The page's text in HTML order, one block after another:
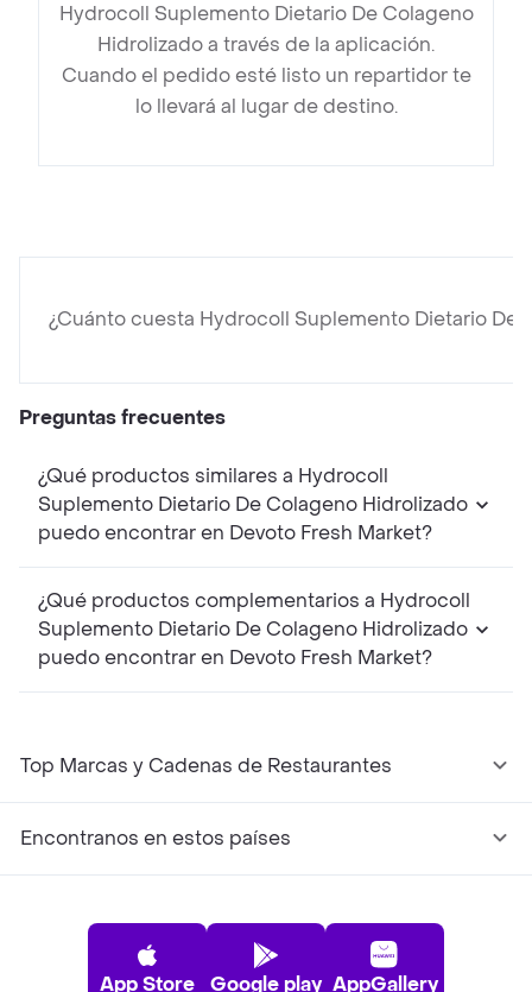
Hydrocoll Suplemento Dietario De Colageno
Hidrolizado a través de la aplicación.
Cuando el pedido esté listo un repartidor te
lo llevará al lugar de destino.
¿Cuánto cuesta Hydrocoll Suplemento Dietario De
Preguntas frecuentes
¿Qué productos similares a Hydrocoll
Suplemento Dietario De Colageno Hidrolizado
puedo encontrar en Devoto Fresh Market?
¿Qué productos complementarios a Hydrocoll
Suplemento Dietario De Colageno Hidrolizado
puedo encontrar en Devoto Fresh Market?
Top Marcas y Cadenas de Restaurantes
Encontranos en estos países
App Store Google play AppGallery